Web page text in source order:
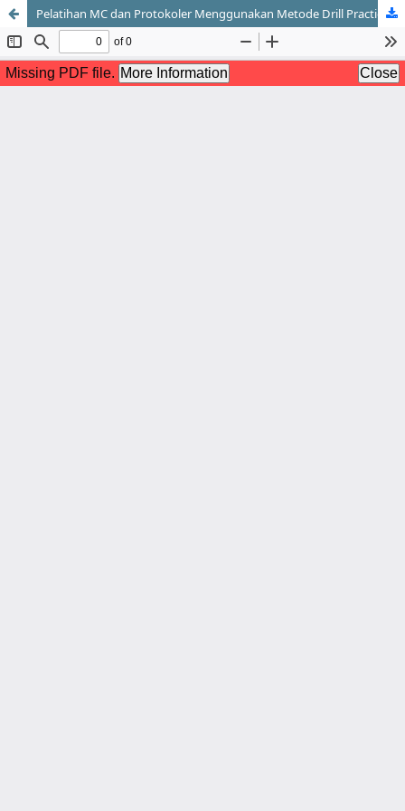
Pelatihan MC dan Protokoler Menggunakan Metode Drill Practice dengan Media Audio Visual pada Pemuda Karang Taruna